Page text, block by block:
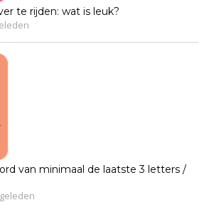
te rijden: wat is leuk?
van minimaal de laatste 3 letters /